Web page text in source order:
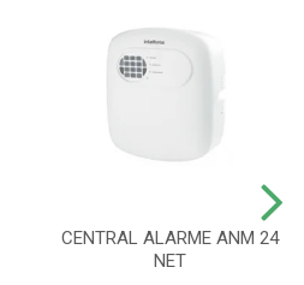
CENTRAL ALARME ANM 24
NET